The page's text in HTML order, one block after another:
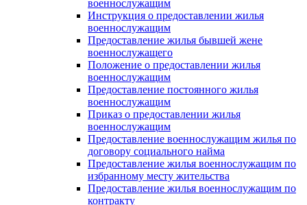
военнослужащим
Инструкция о предоставлении жилья
военнослужащим
Предоставление жилья бывшей жене
военнослужащего
Положение о предоставлении жилья
военнослужащим
Предоставление постоянного жилья
военнослужащим
Приказ о предоставлении жилья
военнослужащим
Предоставление военнослужащим жилья по
договору социального найма
Предоставление жилья военнослужащим по
избранному месту жительства
Предоставление жилья военнослужащим по
контракту